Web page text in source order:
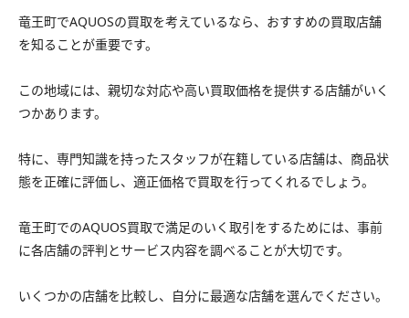
竜王町でAQUOSの買取を考えているなら、おすすめの買取店舗
を知ることが重要です。
この地域には、親切な対応や高い買取価格を提供する店舗がいく
つかあります。
特に、専門知識を持ったスタッフが在籍している店舗は、商品状
態を正確に評価し、適正価格で買取を行ってくれるでしょう。
竜王町でのAQUOS買取で満足のいく取引をするためには、事前
に各店舗の評判とサービス内容を調べることが大切です。
いくつかの店舗を比較し、自分に最適な店舗を選んでください。